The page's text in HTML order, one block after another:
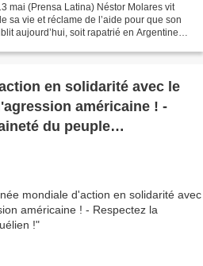
mai (Prensa Latina) Néstor Molares vit
sa vie et réclame de l’aide pour que son
aujourd’hui, soit rapatrié en Argentine
en solidarité avec le
américaine ! -
du peuple